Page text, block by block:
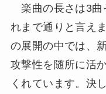
楽曲の長さは3曲
れまで通りと言え
の展開の中では、
攻撃性を随所に活
くれています。決